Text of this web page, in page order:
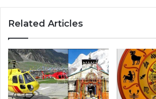
Related Articles